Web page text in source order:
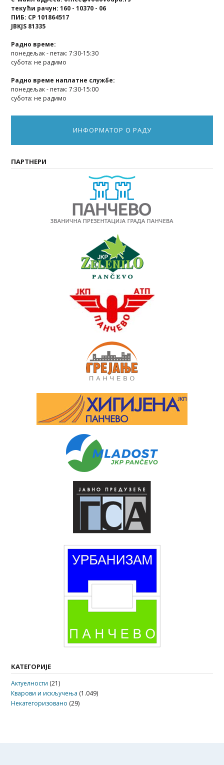
текући рачун: 160 - 10370 - 06
ПИБ: СР 101864517
JBKJS 81335
Радно време:
понедељак - петак: 7:30-15:30
субота: не радимо
Радно време наплатне службе:
понедељак - петак: 7:30-15:00
субота: не радимо
ИНФОРМАТОР О РАДУ
ПАРТНЕРИ
КАТЕГОРИЈЕ
Актуелности (21)
Кварови и искључења (1.049)
Некатегоризовано (29)